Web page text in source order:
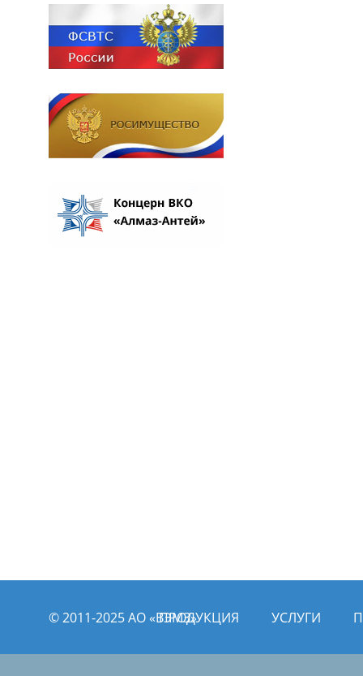
© 2011­­-2025 АО «ВЭМЗ»ПРОДУКЦИЯ УСЛУГИ